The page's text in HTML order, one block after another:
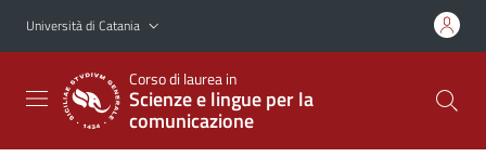
Vai al contenuto principale
Vai al menu di navigazione
Università di Catania
Corso di laurea in
Scienze e lingue per la
comunicazione